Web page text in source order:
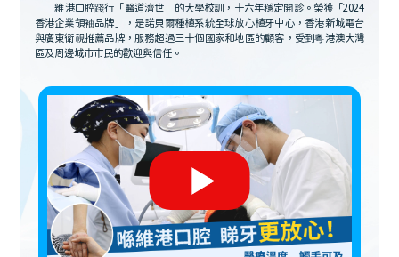
維港口腔踐行「醫道濟世」的大學校訓，十六年穩定開診。榮獲「2024
香港企業領袖品牌」，是諾貝爾種植系統全球放心植牙中心，香港新城電台
與廣東衛視推薦品牌，服務超過三十個國家和地區的顧客，受到粵港澳大灣
區及周邊城市市民的歡迎與信任。